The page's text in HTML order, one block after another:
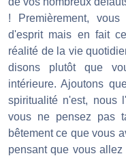
! Premièrement,
d'esprit mais en fait
réalité de la vie
disons plutôt que
intérieure. Ajoutons
spiritualité n'est, nous
vous ne pensez pas
bêtement ce que vous
pensant que vous